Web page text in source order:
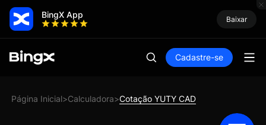
BingX App Baixar
Cadastre-se
Página Inicial>Calculadora>Cotação YUTY CAD